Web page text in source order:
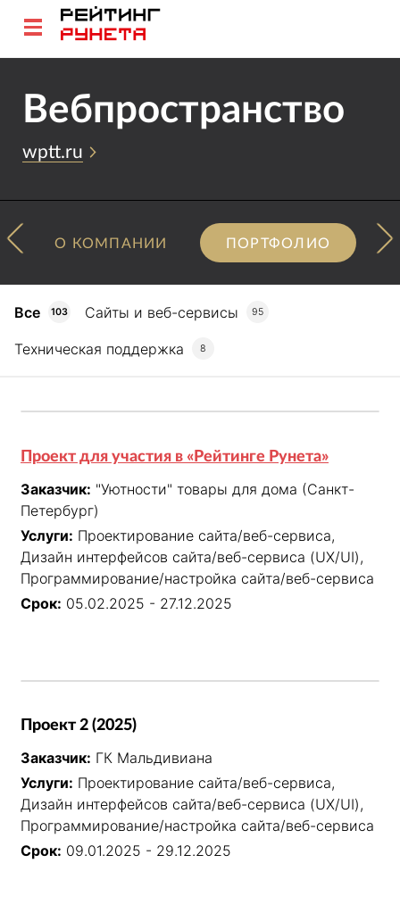
Вебпространство
wptt.ru
О КОМПАНИИ ПОРТФОЛИО
Все 103 Сайты и веб-сервисы 95
Техническая поддержка 8
Проект для участия в «Рейтинге Рунета»
Заказчик: "Уютности" товары для дома (Санкт-
Петербург)
Услуги: Проектирование сайта/веб-сервиса,
Дизайн интерфейсов сайта/веб-сервиса (UX/UI),
Программирование/настройка сайта/веб-сервиса
Срок: 05.02.2025 - 27.12.2025
Проект 2 (2025)
Заказчик: ГК Мальдивиана
Услуги: Проектирование сайта/веб-сервиса,
Дизайн интерфейсов сайта/веб-сервиса (UX/UI),
Программирование/настройка сайта/веб-сервиса
Срок: 09.01.2025 - 29.12.2025